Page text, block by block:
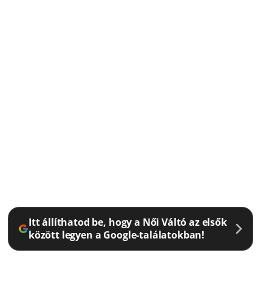
Itt állíthatod be, hogy a Női Váltó az elsők
között legyen a Google-találatokban!